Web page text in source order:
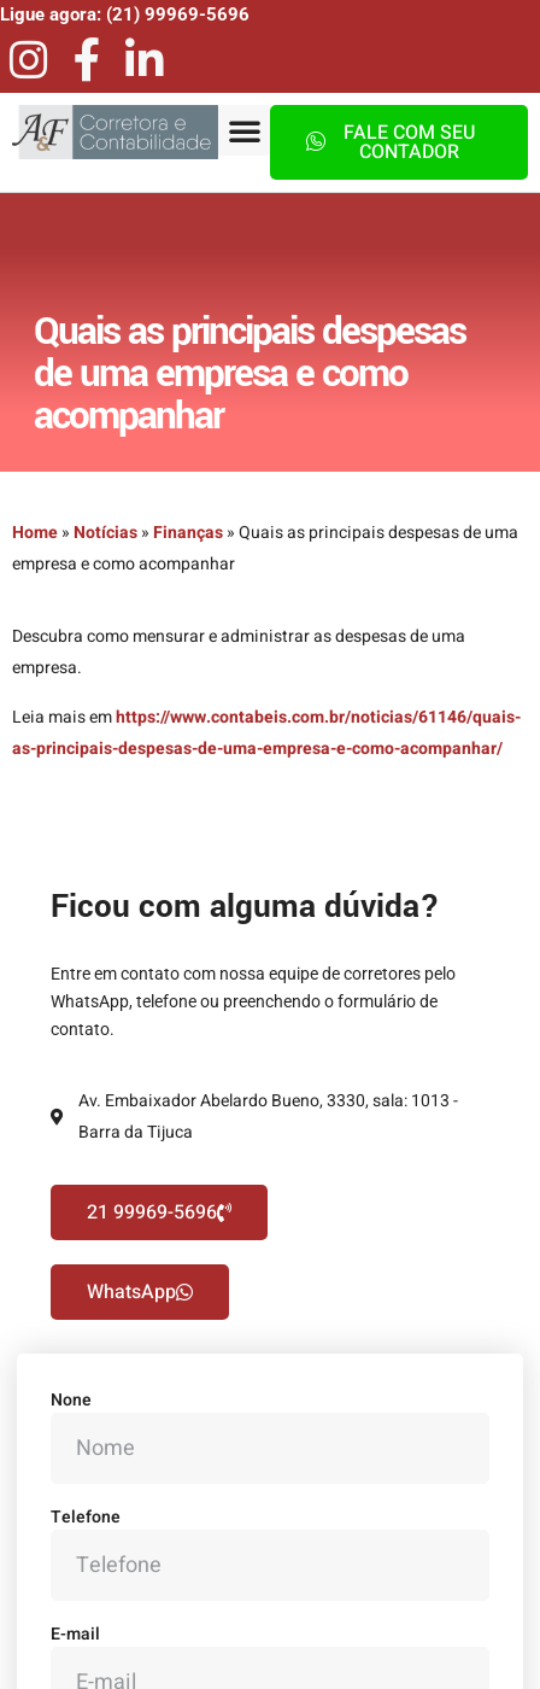
Ligue agora: (21) 99969-5696
FALE COM SEU
CONTADOR
Quais as principais despesas
de uma empresa e como
acompanhar
Home»Notícias»Finanças»Quais as principais despesas de uma
empresa e como acompanhar
Descubra como mensurar e administrar as despesas de uma
empresa.
Leia mais emhttps://www.contabeis.com.br/noticias/61146/quais-
as-principais-despesas-de-uma-empresa-e-como-acompanhar/
Ficou com alguma dúvida?
Entre em contato com nossa equipe de corretores pelo
WhatsApp, telefone ou preenchendo o formulário de
contato.
Av. Embaixador Abelardo Bueno, 3330, sala: 1013 -
Barra da Tijuca
21 99969-5696
WhatsApp
None
Telefone
E-mail